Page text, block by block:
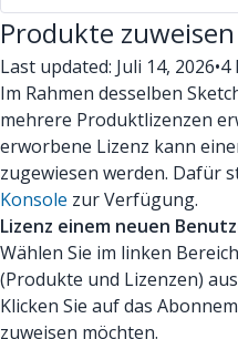
Produkte zuweisen
Last updated: Juli 14, 2026•4
Im Rahmen desselben
mehrere Produktlizenzen
erworbene Lizenz kann
zugewiesen werden. Dafür
Konsole zur Verfügung.
Lizenz einem neuen
Wählen Sie im linken Bereich
(Produkte und Lizenzen)
Klicken Sie auf das
zuweisen möchten.